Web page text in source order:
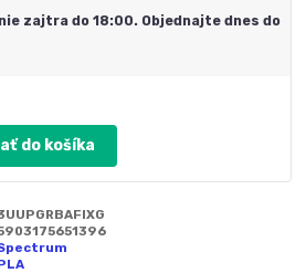
zajtra do 18:00. Objednajte dnes do
do košíka